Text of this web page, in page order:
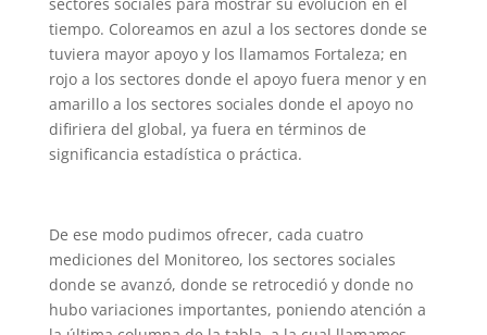
tiempo. Coloreamos en azul a los sectores donde se
tuviera mayor apoyo y los llamamos Fortaleza; en
rojo a los sectores donde el apoyo fuera menor y en
amarillo a los sectores sociales donde el apoyo no
difiriera del global, ya fuera en términos de
significancia estadística o práctica.
De ese modo pudimos ofrecer, cada cuatro
mediciones del Monitoreo, los sectores sociales
donde se avanzó, donde se retrocedió y donde no
hubo variaciones importantes, poniendo atención a